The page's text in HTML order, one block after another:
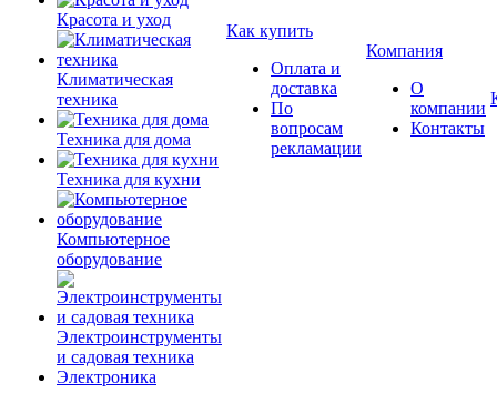
Красота и уход
Климатическая
техника
Техника для дома
Техника для кухни
Компьютерное
оборудование
Электроинструменты
и садовая техника
Электроника
Как купить
Оплата и
доставка
По
вопросам
рекламации
Компания
О
компании
Контакты